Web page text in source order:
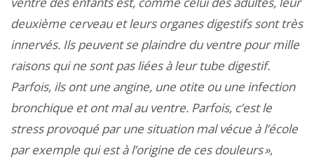
deuxième cerveau et leurs organes digestifs sont très
innervés. Ils peuvent se plaindre du ventre pour mille
raisons qui ne sont pas liées à leur tube digestif.
Parfois, ils ont une angine, une otite ou une infection
bronchique et ont mal au ventre. Parfois, c’est le
stress provoqué par une situation mal vécue à l’école
par exemple qui est à l’origine de ces douleurs »,